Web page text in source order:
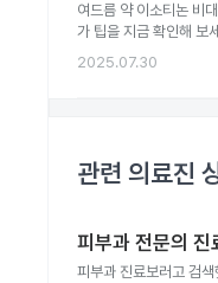
여드름 약 이소티논 비
가 팁을 지금 확인해 보
2025.07.30
관련 의료진
피부과 전문의
피부과 진료보러고 검색햇는데 피부과는 없고 내과 가정의학과 등 피부과 전문의가 없고 피부과가 없네요 피부